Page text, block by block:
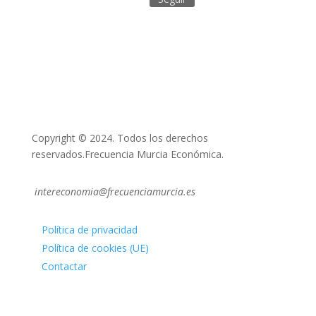
Copyright © 2024. Todos los derechos
reservados.Frecuencia Murcia Económica.
intereconomia@frecuenciamurcia.es
Política de privacidad
Política de cookies (UE)
Contactar